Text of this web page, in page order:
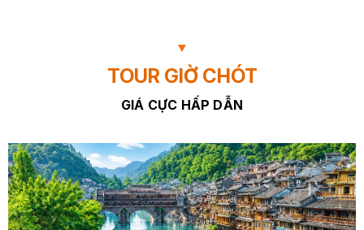
TOUR GIỜ CHÓT
GIÁ CỰC HẤP DẪN